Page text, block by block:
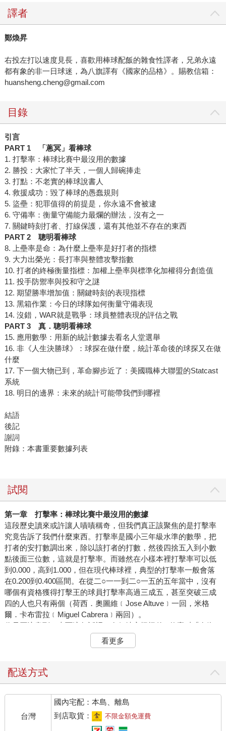
譯者
鄭煥昇
右投左打以速度見長，喜歡用棒球配飯的雜食性譯者，兄弟永遠
都有象的非一日球迷，為八旗譯有《國家的品格》。賜教信箱：
huansheng.cheng@gmail.com
目錄
引言
PART 1「蔥冥」看棒球
1. 打擊率：棒球比賽中最沒用的數據
2. 勝投：大家忙了半天，一個人歸碗捧走
3. 打點：不老實的棒球說書人
4. 救援成功：毀了棒球的愚蠢規則
5. 盜壘：犯罪值得的前提是，你永遠不會被逮
6. 守備率：衡量守備能力最爛的辦法，沒有之一
7. 關鍵時刻打者、打線保護，還有其他並不存在的東西
PART 2聰明看棒球
8. 上壘率是命：為什麼上壘率是好打者的指標
9. 大力出榮光：長打率與整體攻擊指數
10. 打者的終極衡量指標：加權上壘率與標準化加權得分創造值
11. 投手防禦率與投和守之謎
12. 期望勝率增加值：關鍵時刻的表現指標
13. 黑箱作業：今日的球隊如何衡量守備表現
14. 沒錯，WAR就是戰爭：球員整體表現的評估之戰
PART 3真．聰明看棒球
15. 應用數學：用新的統計數據去看名人堂選舉
16. 非《人生決勝球》：球探在做什麼，統計革命後的球探又在做
什麼
17. 下一個大物已到，革命腳步近了：美國職棒大聯盟的Statcast
系統
18. 明日的邊界：未來的統計可能帶我們到哪裡
結語
後記
謝詞
附錄：本書重要數據列表
試閱
第一章 打擊率：棒球比賽中最沒用的數據
這段歷史讀來或許讓人嘖嘖稱奇，但我們真正該聚焦的是打擊率
究竟告訴了我們什麼東西。打擊率是國小三年級水準的數學，把
打者的安打數調出來，除以該打者的打數，然後四捨五入到小數
點後面三位數，這就是打擊率。而雖然在小樣本裡打擊率可以低
到0.000，高到1.000，但在現代棒球裡，典型的打擊率一般會落
在0.200到0.400區間。在從二○一一到二○一五的五年當中，沒有
哪個有資格獲得打擊王的球員打擊率高過三成五，甚至突破三成
四的人也只有兩個（荷西．奧圖維﹝Jose Altuve﹞一回，米格
爾．卡布雷拉﹝Miguel Cabrera﹞兩回）。
你是否注意到了上面這句話裡，有個地方怪怪的─什麼叫「有資
格」獲得打擊王？這話要從打擊率是一種比率說起，比率的意思
就是要有分子跟分母（以打擊率而言分子是安打數，分母則是打
打擊率而言，門檻就是所屬球隊出賽一場，你平均要獲得算是很
場比賽，所以打者必須累積到五百零三個打席數，才能在打擊王
競逐中榜上有名，不管是不是第一名。
好喔，但我們剛剛一直聊的不是打數嗎？怎麼這會兒又冒出來一
個打席數？的確，這種掛羊頭賣狗肉的做法暴露出了打擊率的第
看更多
配送方式
台灣
國內宅配：本島、離島
到店取貨：
不限金額免運費